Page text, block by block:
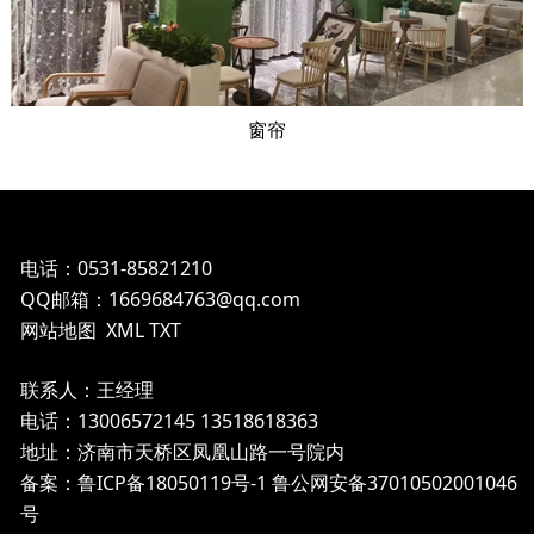
窗帘
电话：0531-85821210
QQ邮箱：1669684763@qq.com
网站地图 XMLTXT
联系人：王经理
电话：13006572145 13518618363
地址：济南市天桥区凤凰山路一号院内
备案：鲁ICP备18050119号-1鲁公网安备37010502001046
号